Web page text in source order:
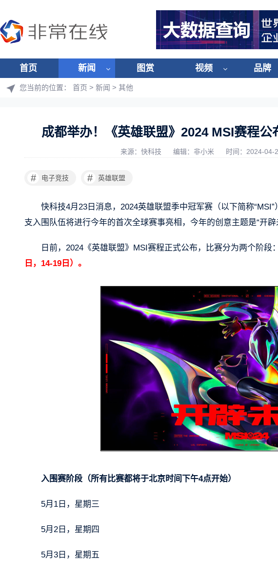
首页 新闻 图赏 视频 品牌
您当前的位置： 首页 > 新闻 > 其他
成都举办！《英雄联盟》2024 MSI赛程
来源：快科技 编辑：非小米 时间：2024-04-
# 电子竞技 # 英雄联盟
快科技4月23日消息，2024英雄联盟季中冠军赛（以下简称
支入围队伍将进行今年的首次全球赛事亮相，今年的创意主题是“开辟
日前，2024《英雄联盟》MSI赛程正式公布，比赛分为两个阶段：
日，14-19日）。
入围赛阶段（所有比赛都将于北京时间下午4点开始）
5月1日，星期三
5月2日，星期四
5月3日，星期五